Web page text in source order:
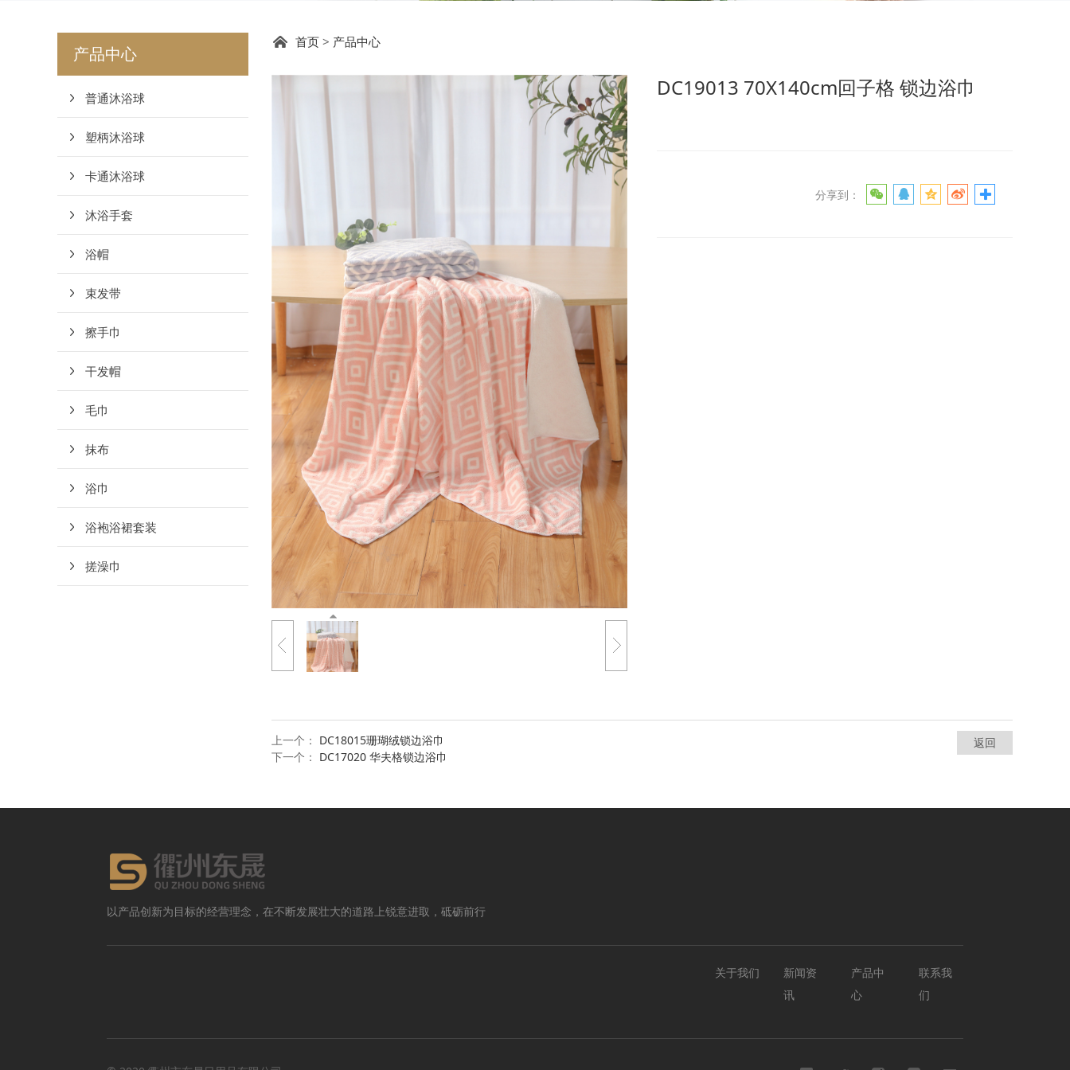
产品中心
普通沐浴球
塑柄沐浴球
卡通沐浴球
沐浴手套
浴帽
束发带
擦手巾
干发帽
毛巾
抹布
浴巾
浴袍浴裙套装
搓澡巾
DC19013 70X140cm回子格 锁边浴巾
首页> 产品中心
DC19013 70X140cm回子格 锁边浴巾
分享到：
上一个： DC18015珊瑚绒锁边浴巾
下一个： DC17020 华夫格锁边浴巾
返回
以产品创新为目标的经营理念，在不断发展壮大的道路上锐意进取，砥砺前行
关于我们
新闻资
讯
产品中
心
联系我
们